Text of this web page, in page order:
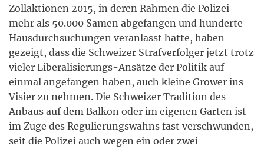
Zollaktionen 2015, in deren Rahmen die Polizei
mehr als 50.000 Samen abgefangen und hunderte
Hausdurchsuchungen veranlasst hatte, haben
gezeigt, dass die Schweizer Strafverfolger jetzt trotz
vieler Liberalisierungs-Ansätze der Politik auf
einmal angefangen haben, auch kleine Grower ins
Visier zu nehmen. Die Schweizer Tradition des
Anbaus auf dem Balkon oder im eigenen Garten ist
im Zuge des Regulierungswahns fast verschwunden,
seit die Polizei auch wegen ein oder zwei